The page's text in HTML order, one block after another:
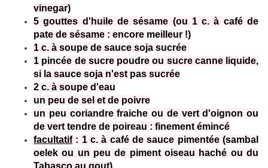
vinegar)
5 gouttes d'huile de sésame (ou 1 c. à café de
pate de sésame : encore meilleur !)
1 c. à soupe de sauce soja sucrée
1 pincée de sucre poudre ou sucre canne liquide,
si la sauce soja n'est pas sucrée
2 c. à soupe d'eau
un peu de sel et de poivre
un peu coriandre fraiche ou de vert d'oignon ou
de vert tendre de poireau : finement émincé
facultatif : 1 c. à café de sauce pimentée (sambal
oelek ou un peu de piment oiseau haché ou du